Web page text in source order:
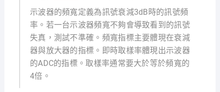
示波器的頻寬定義為訊號衰減3dB時的訊號頻
率。若一台示波器頻寬不夠會導致看到的訊號
失真，測試不準確。頻寬指標主要體現在衰減
器與放大器的指標。即時取樣率體現出示波器
的ADC的指標。取樣率通常要大於等於頻寬的
4倍。